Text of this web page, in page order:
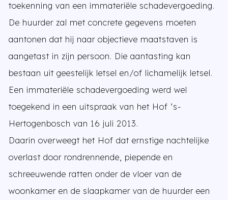
toekenning van een immateriële schadevergoeding.
De huurder zal met concrete gegevens moeten
aantonen dat hij naar objectieve maatstaven is
aangetast in zijn persoon. Die aantasting kan
bestaan uit geestelijk letsel en/of lichamelijk letsel.
Een immateriële schadevergoeding werd wel
toegekend in een uitspraak van het Hof ’s-
Hertogenbosch van 16 juli 2013.
Daarin overweegt het Hof dat ernstige nachtelijke
overlast door rondrennende, piepende en
schreeuwende ratten onder de vloer van de
woonkamer en de slaapkamer van de huurder een